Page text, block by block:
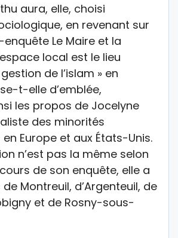
aura, elle, choisi
en revenant sur
Le Maire et la
local est le lieu
de l’islam » en
t-elle d’emblée,
les propos de Jocelyne
des minorités
Europe et aux États-Unis.
n’est pas la même selon
de son enquête, elle a
Montreuil, d’Argenteuil, de
et de Rosny-sous-